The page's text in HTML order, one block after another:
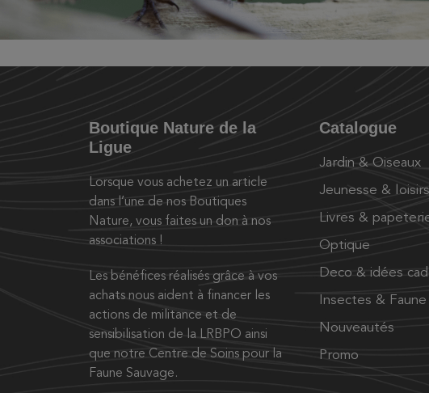
Boutique Nature de la
Ligue
Lorsque vous achetez un article
dans l’une de nos Boutiques
Nature, vous faites un don à nos
associations !
Les bénéfices réalisés grâce à vos
achats nous aident à financer les
actions de militance et de
sensibilisation de la LRBPO ainsi
que notre Centre de Soins pour la
Faune Sauvage.
Catalogue
Jardin & Oiseaux
Jeunesse & loisirs
Livres &
Optique
Deco & idées
Insectes & Faune
Nouveautés
Promo